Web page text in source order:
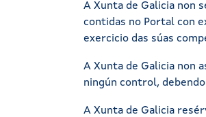
A Xunta de Galicia non
contidas no Portal con
exercicio das súas
A Xunta de Galicia non
ningún control,
A Xunta de Galicia